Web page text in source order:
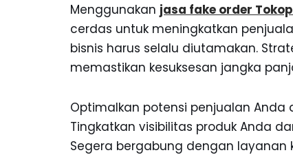
Menggunakan jasa fake order
cerdas untuk meningkatkan
bisnis harus selalu diutamakan.
memastikan kesuksesan jangka
Optimalkan potensi penjualan
Tingkatkan visibilitas produk Anda
Segera bergabung dengan